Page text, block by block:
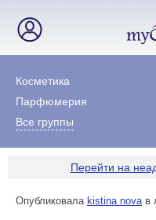
Косметика
Парфюмерия
Все группы
Перейти на
Опубликовала kistina novaв